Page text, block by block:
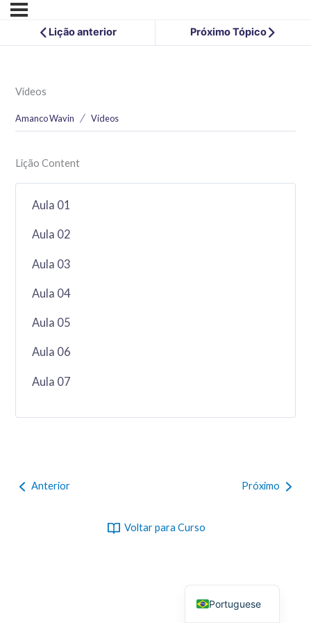
Lição anterior Próximo Tópico
Vídeos
Amanco Wavin Vídeos
Lição Content
Aula 01
Aula 02
Aula 03
Aula 04
Aula 05
Aula 06
Aula 07
Anterior Próximo
Voltar para Curso
Portuguese